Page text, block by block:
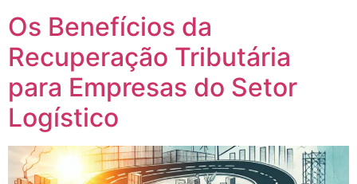
Os Benefícios da
Recuperação Tributária
para Empresas do Setor
Logístico